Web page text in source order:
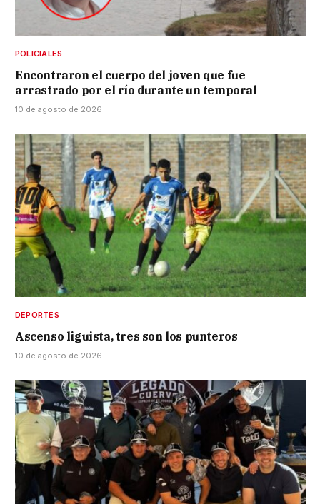
POLICIALES
Encontraron el cuerpo del joven que fue
arrastrado por el río durante un temporal
10 de agosto de 2026
DEPORTES
Ascenso liguista, tres son los punteros
10 de agosto de 2026